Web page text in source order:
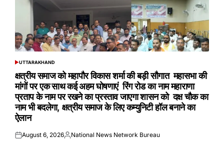
POSTED
UTTARAKHAND
क्षत्रीय समाज को महापौर विकास शर्मा की बड़ी सौगात महासभा की
मांगों पर एक साथ कई अहम घोषणाएं रिंग रोड का नाम महाराणा
प्रताप के नाम पर रखने का प्रस्ताव जाएगा शासन को दक्ष चौक का
नाम भी बदलेगा, क्षत्रीय समाज के लिए कम्युनिटी हॉल बनाने का
ऐलान
Posted
August 6, 2026Posted
National News Network Bureau